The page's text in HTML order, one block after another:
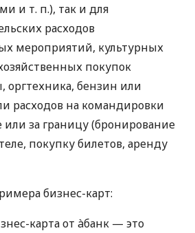
и т. п.), так и для
расходов
мероприятий, культурных
покупок
оргтехника, бензин или
расходов на командировки
или за границу (бронирование
покупку билетов, аренду
бизнес-карт:
карта от àбанк — это